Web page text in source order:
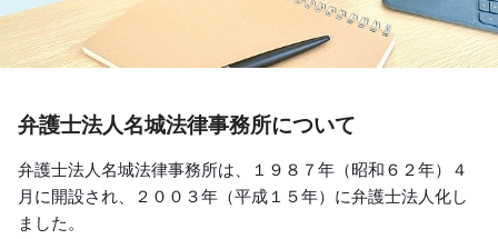
弁護士法人名城法律事務所について
弁護士法人名城法律事務所は、１９８７年（昭和６２年）４
月に開設され、２００３年（平成１５年）に弁護士法人化し
ました。